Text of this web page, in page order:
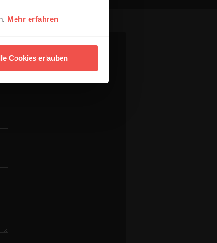
Mehr erfahren
Cookies erlauben